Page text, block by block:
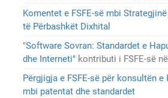
Komentet e FSFE-së mbi
të Përbashkët Dixhital
"Software Sovran: Standardet e
dhe Interneti" kontributi i FSFE-së
Përgjigja e FSFE-së për konsultën
mbi patentat dhe standardet